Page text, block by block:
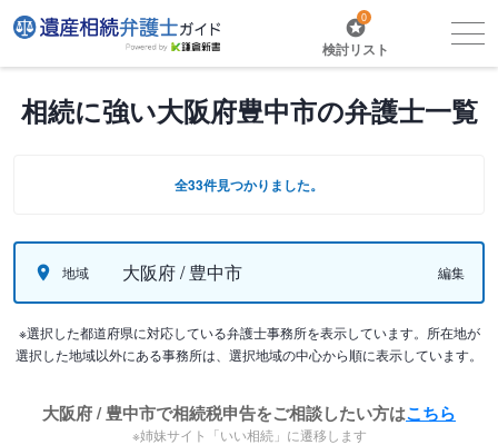
0
検討リスト
相続に強い大阪府豊中市の弁護士一覧
全33件見つかりました。
地域 大阪府 / 豊中市 編集
※選択した都道府県に対応している弁護士事務所を表示しています。所在地が
選択した地域以外にある事務所は、選択地域の中心から順に表示しています。
大阪府 / 豊中市で相続税申告をご相談したい方はこちら
※姉妹サイト「いい相続」に遷移します